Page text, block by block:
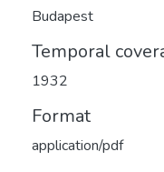
Budapest
Temporal
1932
Format
application/pdf